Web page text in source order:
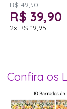
R$ 49,90
R$ 39,90
2x R$ 19,95
Confira os